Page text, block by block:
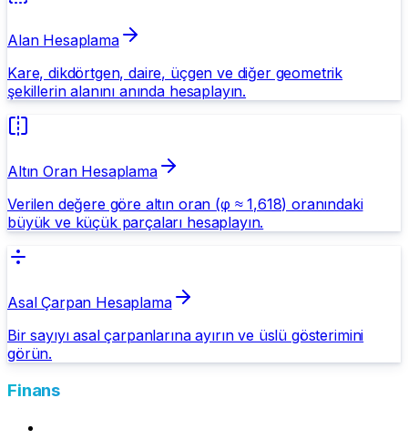
Alan Hesaplama
Kare, dikdörtgen, daire, üçgen ve diğer geometrik
şekillerin alanını anında hesaplayın.
Altın Oran Hesaplama
Verilen değere göre altın oran (φ ≈ 1,618) oranındaki
büyük ve küçük parçaları hesaplayın.
Asal Çarpan Hesaplama
Bir sayıyı asal çarpanlarına ayırın ve üslü gösterimini
görün.
Finans